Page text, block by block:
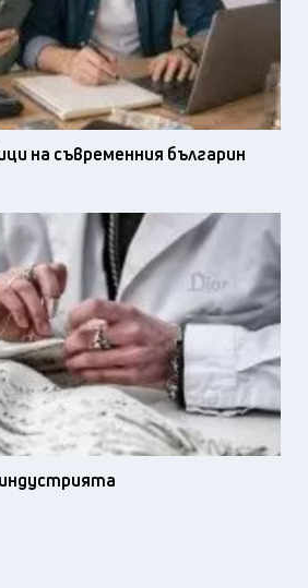
на съвременния българин